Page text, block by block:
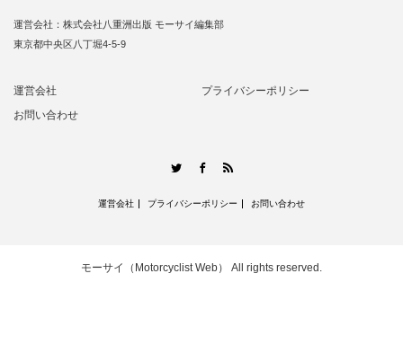
運営会社：株式会社八重洲出版 モーサイ編集部
東京都中央区八丁堀4-5-9
運営会社
プライバシーポリシー
お問い合わせ
TwitterFacebook
運営会社 プライバシーポリシー お問い合わせ
モーサイ（Motorcyclist Web） All rights reserved.